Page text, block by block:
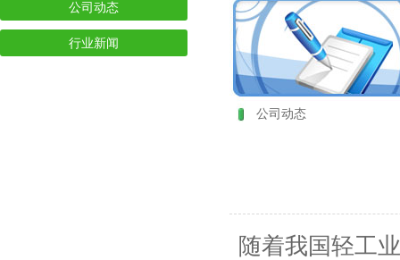
公司动态
行业新闻
公司动态
随着我国轻工